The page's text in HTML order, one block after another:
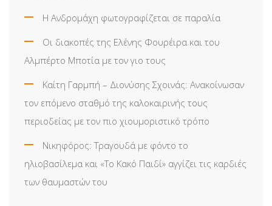
Η Ανδρομάχη φωτογραφίζεται σε παραλία
Οι διακοπές της Ελένης Φουρέιρα και του
Αλμπέρτο Μποτία με τον γιο τους
Καίτη Γαρμπή – Διονύσης Σχοινάς: Ανακοίνωσαν
τον επόμενο σταθμό της καλοκαιρινής τους
περιοδείας με τον πιο χιουμοριστικό τρόπο
Νικηφόρος: Τραγουδά με φόντο το
ηλιοβασίλεμα και «Το Κακό Παιδί» αγγίζει τις καρδιές
των θαυμαστών του